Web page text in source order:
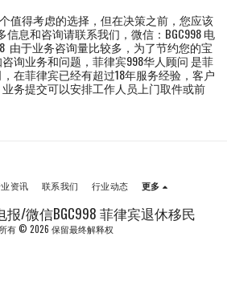
值得考虑的选择，但在决策之前，您应该
息和咨询请联系我们，微信：BGC998 电
由于业务咨询量比较多，为了节约您的宝
询业务和问题，菲律宾998华人顾问 是菲
，在菲律宾已经有超过18年服务经验，客户
务提交可以安排工作人员上门取件或前
/微信BGC998 菲律宾退休移民
有 © 2026 保留最终解释权
资讯 联系我们 行业动态 更多